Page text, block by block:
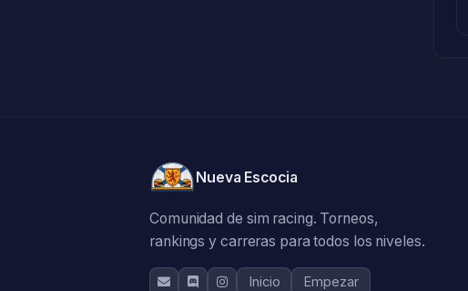
Nueva Escocia
Comunidad de sim racing. Torneos,
rankings y carreras para todos los niveles.
Inicio Empezar